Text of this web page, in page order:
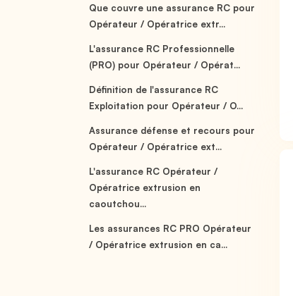
Que couvre une assurance RC pour
Opérateur / Opératrice extr...
L'assurance RC Professionnelle
(PRO) pour Opérateur / Opérat...
Définition de l'assurance RC
Exploitation pour Opérateur / O...
Assurance défense et recours pour
Opérateur / Opératrice ext...
L'assurance RC Opérateur /
Opératrice extrusion en
caoutchou...
Les assurances RC PRO Opérateur
/ Opératrice extrusion en ca...